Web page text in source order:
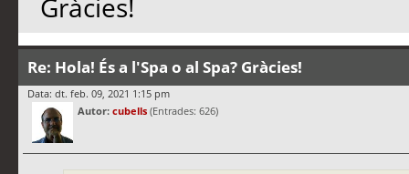
Gràcies!
Re: Hola! És a l'Spa o al Spa? Gràcies!
Data: dt. feb. 09, 2021 1:15 pm
Autor: cubells (Entrades: 626)